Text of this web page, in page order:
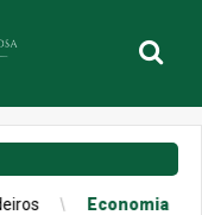
Economia Confiança